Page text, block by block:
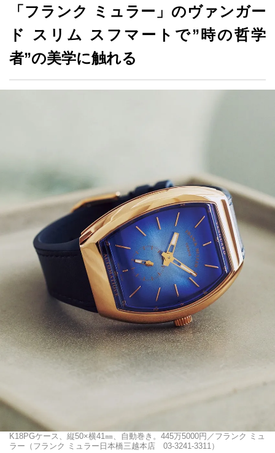
「フランク ミュラー」のヴァンガー
ド スリム スフマートで”時の哲学
者”の美学に触れる
K18PGケース、縦50×横41㎜、自動巻き。445万5000円／フランク ミュ
ラー（フランク ミュラー日本橋三越本店 03-3241-3311）